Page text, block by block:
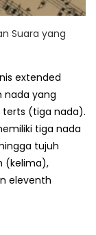
Suara yang
extended
nada yang
(tiga nada).
tiga nada
tujuh
(kelima),
eleventh